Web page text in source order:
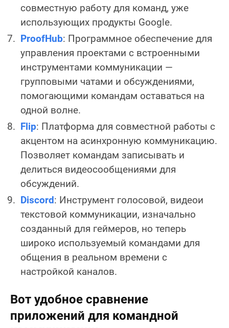
совместную работу для команд, уже
использующих продукты Google.
ProofHub: Программное обеспечение для
управления проектами с встроенными
инструментами коммуникации —
групповыми чатами и обсуждениями,
помогающими командам оставаться на
одной волне.
Flip: Платформа для совместной работы с
акцентом на асинхронную коммуникацию.
Позволяет командам записывать и
делиться видеосообщениями для
обсуждений.
Discord: Инструмент голосовой, видеои
текстовой коммуникации, изначально
созданный для геймеров, но теперь
широко используемый командами для
общения в реальном времени с
настройкой каналов.
Вот удобное сравнение
приложений для командной